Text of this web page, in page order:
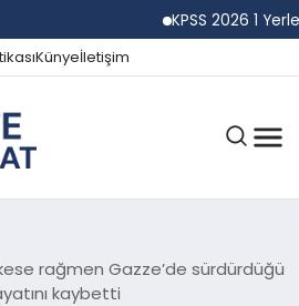
KPSS 2026 1
Künyeİletişim
rağmen Gazze’de sürdürdüğü
kaybetti